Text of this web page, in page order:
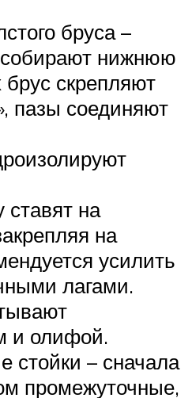
бруса –
нижнюю
брус скрепляют
пазы соединяют
ставят на
на
усилить
лагами.
и олифой.
стойки – сначала
промежуточные,